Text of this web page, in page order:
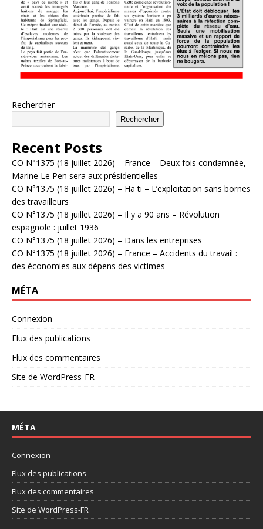
Rechercher
Rechercher
Recent Posts
CO N°1375 (18 juillet 2026) – France – Deux fois condamnée,
Marine Le Pen sera aux présidentielles
CO N°1375 (18 juillet 2026) – Haïti – L’exploitation sans bornes
des travailleurs
CO N°1375 (18 juillet 2026) – Il y a 90 ans – Révolution
espagnole : juillet 1936
CO N°1375 (18 juillet 2026) – Dans les entreprises
CO N°1375 (18 juillet 2026) – France – Accidents du travail :
des économies aux dépens des victimes
MÉTA
Connexion
Flux des publications
Flux des commentaires
Site de WordPress-FR
MÉTA
Connexion
Flux des publications
Flux des commentaires
Site de WordPress-FR